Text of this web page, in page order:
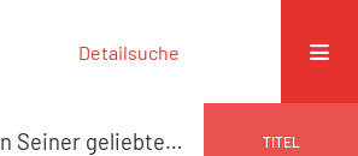
Detailsuche
Sein hertzliches Beileid wolte dem ... Joachim Paücken bei dem schmertzlichen und seligen Absterben Seiner geliebten Ehegattinn der ... Frau Gesche geb. Brünings durch diese ... Zeilen bezeugen TITEL